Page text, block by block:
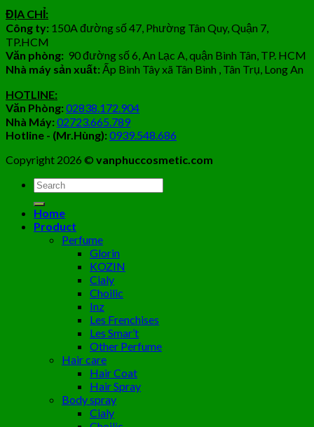
ĐỊA CHỈ:
Công ty: 150A đường số 47, Phường Tân Quy, Quận 7,
TP.HCM
Văn phòng: 90 đường số 6, An Lạc A, quận Bình Tân, TP. HCM
Nhà máy sản xuất: Ấp Bình Tây xã Tân Bình , Tân Trụ, Long An
HOTLINE:
Văn Phòng:02838.172.904
Nhà Máy:02723.665.789
Hotline - (Mr.Hùng):0939.548.686
Copyright 2026 © vanphuccosmetic.com
Tìm
kiếm:
Home
Product
Perfume
Glorin
KOZIN
Cialy
Choilic
Inz
Les Frenchises
Les Smar’t
Other Perfume
Hair care
Hair Coat
Hair Spray
Body spray
Cialy